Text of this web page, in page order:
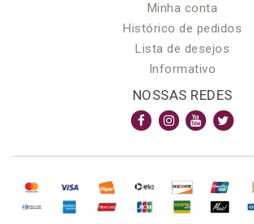
Minha conta
Histórico de pedidos
Lista de desejos
Informativo
NOSSAS REDES